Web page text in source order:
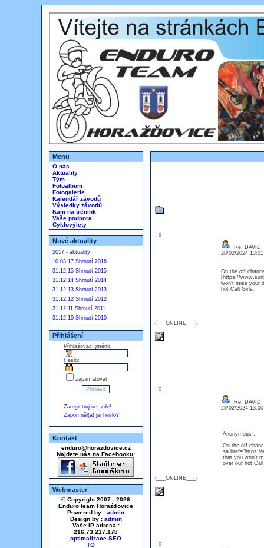
Menu
O nás
Aktuality
Tým
Fotoalbum
Fotogalerie
Kalendář závodů
Výsledky závodů
Kam na trénink
Vaše podpora
Cyklovýlety
Nové aktuality
2017 - aktuality
10.03.17 Shrnutí 2016
31.12.15 Shrnutí 2015
31.12.14 Shrnutí 2014
31.12.13 Shrnutí 2013
31.12.12 Shrnutí 2012
31.12.11 Shrnutí 2011
31.12.10 Shrnutí 2010
Přihlášení
Přihlašovací jméno:
Heslo:
zapamatovat
Zaregistruj se, zde!
Zapomněl(a) jsi heslo?
Kontakt
enduro@horazdovice.cz
Najdete nás na Facebooku:
Webmaster
© Copyright 2007 - 2026
Enduro team Horažďovice
Powered by : admin
Design by : admin
Vaše IP adresa :
216.73.217.178
optimalizace SEO
: 0
{___ONLINE___}
Re: DAVID
28/02/2024
On the off
[https://
won't miss your
hot Call Girls.
: 0
{___ONLINE___}
Re: DAVID
28/02/2024
Anonymous :
On the off
<a href="https://
that you won't
over our hot
: 0